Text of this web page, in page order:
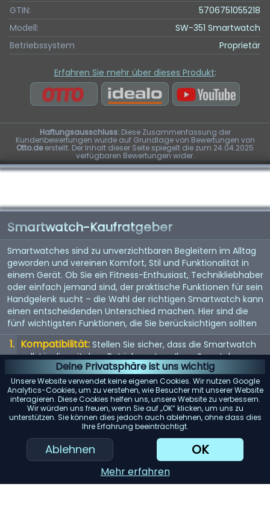
Deine Privatsphäre ist uns wichtig
Unsere Website verwendet keine eigenen Cookies. Wir nutzen Google
Analytics-Cookies, um zu verstehen, wie Besucher mit unserer Website
interagieren. Diese Cookies helfen uns, unsere Website zu verbessern.
Wir würden uns freuen, wenn Sie auf „OK“ klicken, um uns zu
unterstützen. Sie können dies jedoch auch ablehnen, ohne dass dies
Ihre Erfahrung beeinträchtigt.
Ablehnen OK
Mehr erfahren
GTIN:
5706751055218
Modell:
SW-351 Smartwatch
Betriebssystem
Proprietär
Erfahren Sie mehr über dieses Produkt:
Haftungsausschluss:Diese Zusammenfassung der
Kundenbewertungen wurde auf Grundlage von Bewertungen von
Otto.deerstellt. Der Inhalt dieser Seite spiegelt die zum 24.04.2025
verfügbaren Bewertungen wider.
Smartwatch-Kaufratgeber
Smartwatches sind zu unverzichtbaren Begleitern im Alltag
geworden und vereinen Komfort, Stil und Funktionalität in
einem Gerät. Ob Sie ein Fitness-Enthusiast, Technikliebhaber
oder einfach jemand sind, der praktische Funktionen für sein
Handgelenk sucht – die Wahl der richtigen Smartwatch kann
einen entscheidenden Unterschied machen. Hier sind die
fünf wichtigsten Funktionen, die Sie berücksichtigen sollten
Kompatibilität: Stellen Sie sicher, dass die Smartwatch
vollständig mit dem Betriebssystem Ihres Smartphones
(iOS oder Android) kompatibel ist, um mögliche
Einschränkungen zu vermeiden.
Akkulaufzeit: Achten Sie auf Modelle mit einer langen
Akkulaufzeit, insbesondere wenn Sie Funktionen wie GPS-
Tracking oder kontinuierliche Herzfrequenzmessung
regelmäßig nutzen möchten.
Gesundheits- und Fitness-Tracking:
Berücksichtigen
Sie die verschiedenen Tracking-Funktionen wie